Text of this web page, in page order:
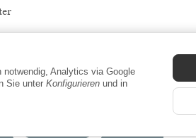
notwendig, Analytics via Google
Sie unter Konfigurieren und in